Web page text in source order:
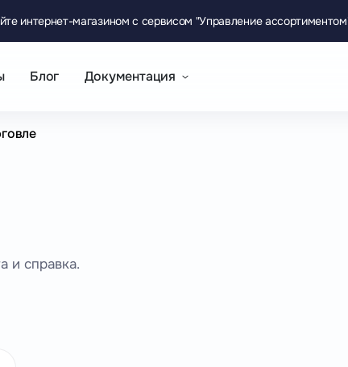
интернет-магазином с сервисом "Управление
Блог Документация
и справка.